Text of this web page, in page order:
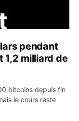
pendant
1,2 milliard de
bitcoins depuis fin
le cours reste